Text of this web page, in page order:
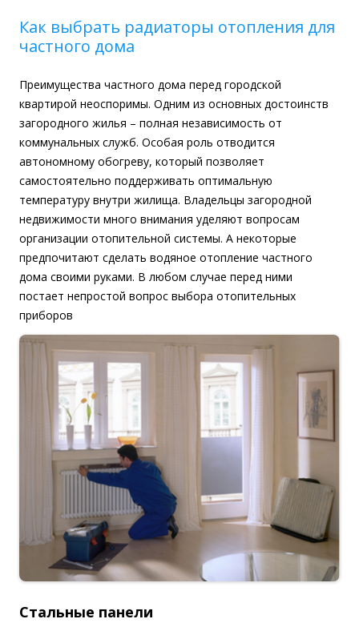
Как выбрать радиаторы отопления для
частного дома
Преимущества частного дома перед городской
квартирой неоспоримы. Одним из основных достоинств
загородного жилья – полная независимость от
коммунальных служб. Особая роль отводится
автономному обогреву, который позволяет
самостоятельно поддерживать оптимальную
температуру внутри жилища. Владельцы загородной
недвижимости много внимания уделяют вопросам
организации отопительной системы. А некоторые
предпочитают сделать водяное отопление частного
дома своими руками. В любом случае перед ними
постает непростой вопрос выбора отопительных
приборов
Стальные панели